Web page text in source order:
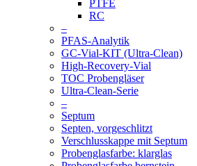
PTFE
RC
–
PFAS-Analytik
GC-Vial-KIT (Ultra-Clean)
High-Recovery-Vial
TOC Probengläser
Ultra-Clean-Serie
–
Septum
Septen, vorgeschlitzt
Verschlusskappe mit Septum
Probenglasfarbe: klarglas